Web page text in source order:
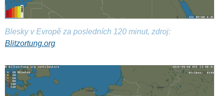
Blesky v Evropě za posledních 120 minut, zdroj:
Blitzortung.org